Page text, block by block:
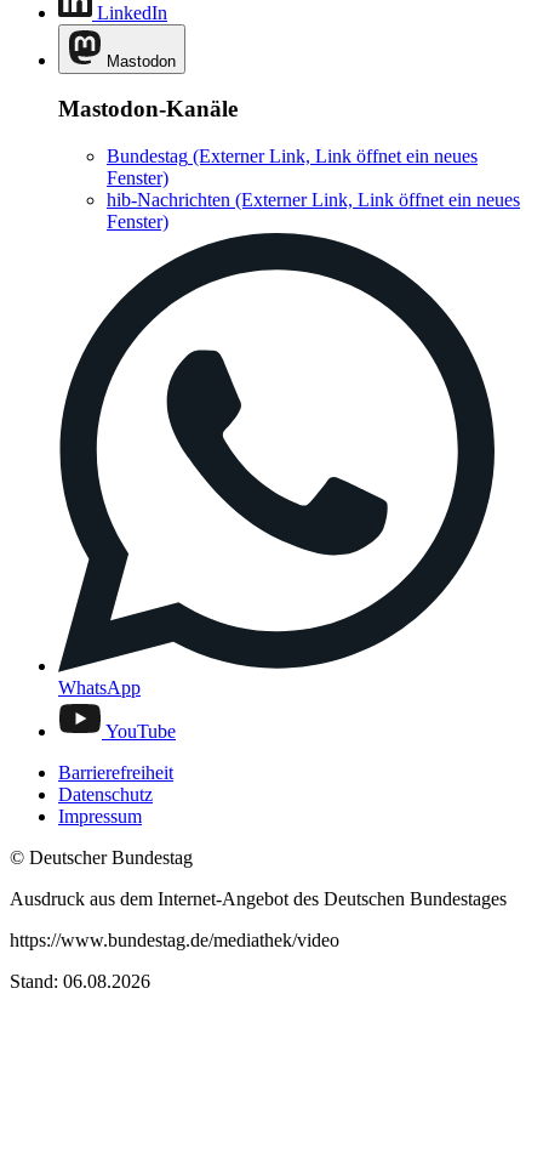
LinkedIn
Mastodon
Mastodon-Kanäle
Bundestag (Externer Link, Link öffnet ein neues
Fenster)
hib-Nachrichten (Externer Link, Link öffnet ein neues
Fenster)
WhatsApp
YouTube
Barrierefreiheit
Datenschutz
Impressum
© Deutscher Bundestag
Ausdruck aus dem Internet-Angebot des Deutschen Bundestages
https://www.bundestag.de/mediathek/video
Stand: 06.08.2026